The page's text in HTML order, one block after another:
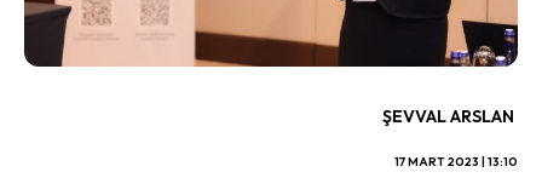
ŞEVVAL ARSLAN
17 MART 2023 | 13:10